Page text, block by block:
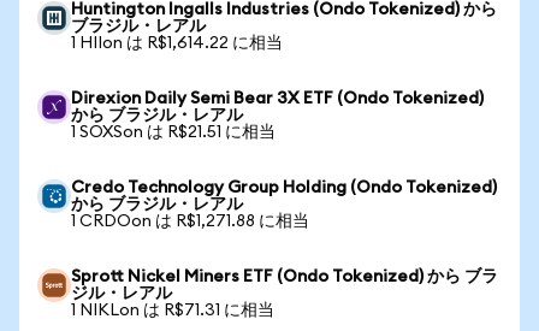
Huntington Ingalls Industries (Ondo Tokenized) から
ブラジル・レアル
1 HIIon は R$1,614.22 に相当
Direxion Daily Semi Bear 3X ETF (Ondo Tokenized)
から ブラジル・レアル
1 SOXSon は R$21.51 に相当
Credo Technology Group Holding (Ondo Tokenized)
から ブラジル・レアル
1 CRDOon は R$1,271.88 に相当
Sprott Nickel Miners ETF (Ondo Tokenized) から ブラ
ジル・レアル
1 NIKLon は R$71.31 に相当